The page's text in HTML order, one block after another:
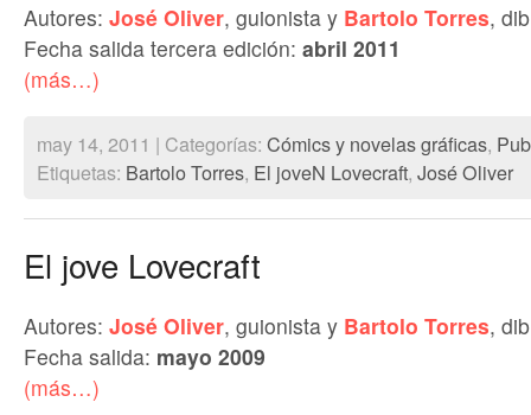
Autores: José Oliver, guionista y Bartolo Torres,
Fecha salida tercera edición: abril 2011
(más…)
may 14, 2011 | Categorías: Cómics y novelas gráficas,
Etiquetas: Bartolo Torres, El joveN Lovecraft, José Oliver
El jove Lovecraft
Autores: José Oliver, guionista y Bartolo Torres,
Fecha salida: mayo 2009
(más…)